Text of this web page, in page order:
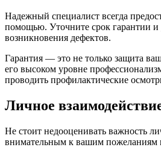
Надежный специалист всегда
помощью. Уточните срок гарантии и
возникновения дефектов.
Гарантия — это не только защита
его высоком уровне
проводить профилактические
Личное
Не стоит недооценивать важность
внимательным к вашим пожеланиям